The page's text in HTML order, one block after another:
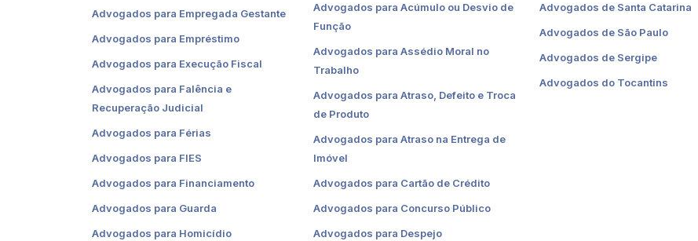
Advogados para Empregada Gestante
Advogados para Empréstimo
Advogados para Execução Fiscal
Advogados para Falência e
Recuperação Judicial
Advogados para Férias
Advogados para FIES
Advogados para Financiamento
Advogados para Guarda
Advogados para Homicídio
Advogados para Acúmulo ou Desvio de
Função
Advogados para Assédio Moral no
Trabalho
Advogados para Atraso, Defeito e Troca
de Produto
Advogados para Atraso na Entrega de
Imóvel
Advogados para Cartão de Crédito
Advogados para Concurso Público
Advogados para Despejo
Advogados de Santa Catarina
Advogados de São Paulo
Advogados de Sergipe
Advogados do Tocantins